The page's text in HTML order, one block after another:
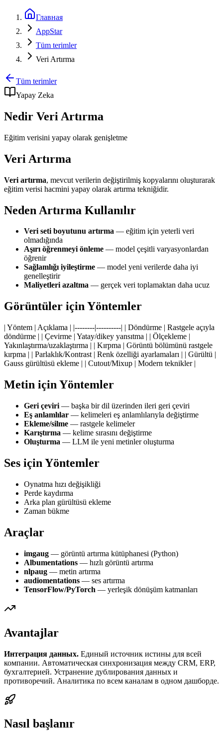
Главная
AppStar
Tüm terimler
Veri Artırma
Tüm terimler
Yapay Zeka
Nedir Veri Artırma
Eğitim verisini yapay olarak genişletme
Veri Artırma
Veri artırma, mevcut verilerin değiştirilmiş kopyalarını oluşturarak
eğitim verisi hacmini yapay olarak artırma tekniğidir.
Neden Artırma Kullanılır
Veri seti boyutunu artırma — eğitim için yeterli veri
olmadığında
Aşırı öğrenmeyi önleme — model çeşitli varyasyonlardan
öğrenir
Sağlamlığı iyileştirme — model yeni verilerde daha iyi
genelleştirir
Maliyetleri azaltma — gerçek veri toplamaktan daha ucuz
Görüntüler için Yöntemler
| Yöntem | Açıklama | |--------|----------| | Döndürme | Rastgele açıyla
döndürme | | Çevirme | Yatay/dikey yansıtma | | Ölçekleme |
Yakınlaştırma/uzaklaştırma | | Kırpma | Görüntü bölümünü rastgele
kırpma | | Parlaklık/Kontrast | Renk özelliği ayarlamaları | | Gürültü |
Gauss gürültüsü ekleme | | Cutout/Mixup | Modern teknikler |
Metin için Yöntemler
Geri çeviri — başka bir dil üzerinden ileri geri çeviri
Eş anlamlılar — kelimeleri eş anlamlılarıyla değiştirme
Ekleme/silme — rastgele kelimeler
Karıştırma — kelime sırasını değiştirme
Oluşturma — LLM ile yeni metinler oluşturma
Ses için Yöntemler
Oynatma hızı değişikliği
Perde kaydırma
Arka plan gürültüsü ekleme
Zaman bükme
Araçlar
imgaug — görüntü artırma kütüphanesi (Python)
Albumentations — hızlı görüntü artırma
nlpaug — metin artırma
audiomentations — ses artırma
TensorFlow/PyTorch — yerleşik dönüşüm katmanları
Avantajlar
Интеграция данных. Единый источник истины для всей
компании. Автоматическая синхронизация между CRM, ERP,
бухгалтерией. Устранение дублирования данных и
противоречий. Аналитика по всем каналам в одном дашборде.
Nasıl başlanır